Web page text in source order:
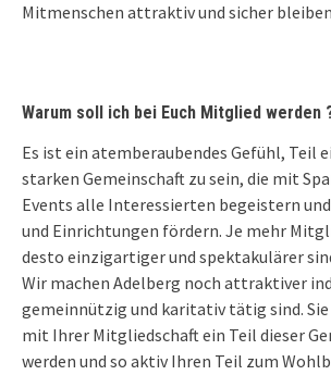
Mitmenschen attraktiv und sicher
Warum soll ich bei Euch Mitglied werden
Es ist ein atemberaubendes Gefühl, Teil
starken Gemeinschaft zu sein, die mit
Events alle Interessierten begeistern
und Einrichtungen fördern. Je mehr
desto einzigartiger und spektakulärer
Wir machen Adelberg noch attraktiver
gemeinnützig und karitativ tätig sind.
mit Ihrer Mitgliedschaft ein Teil dieser
werden und so aktiv Ihren Teil zum